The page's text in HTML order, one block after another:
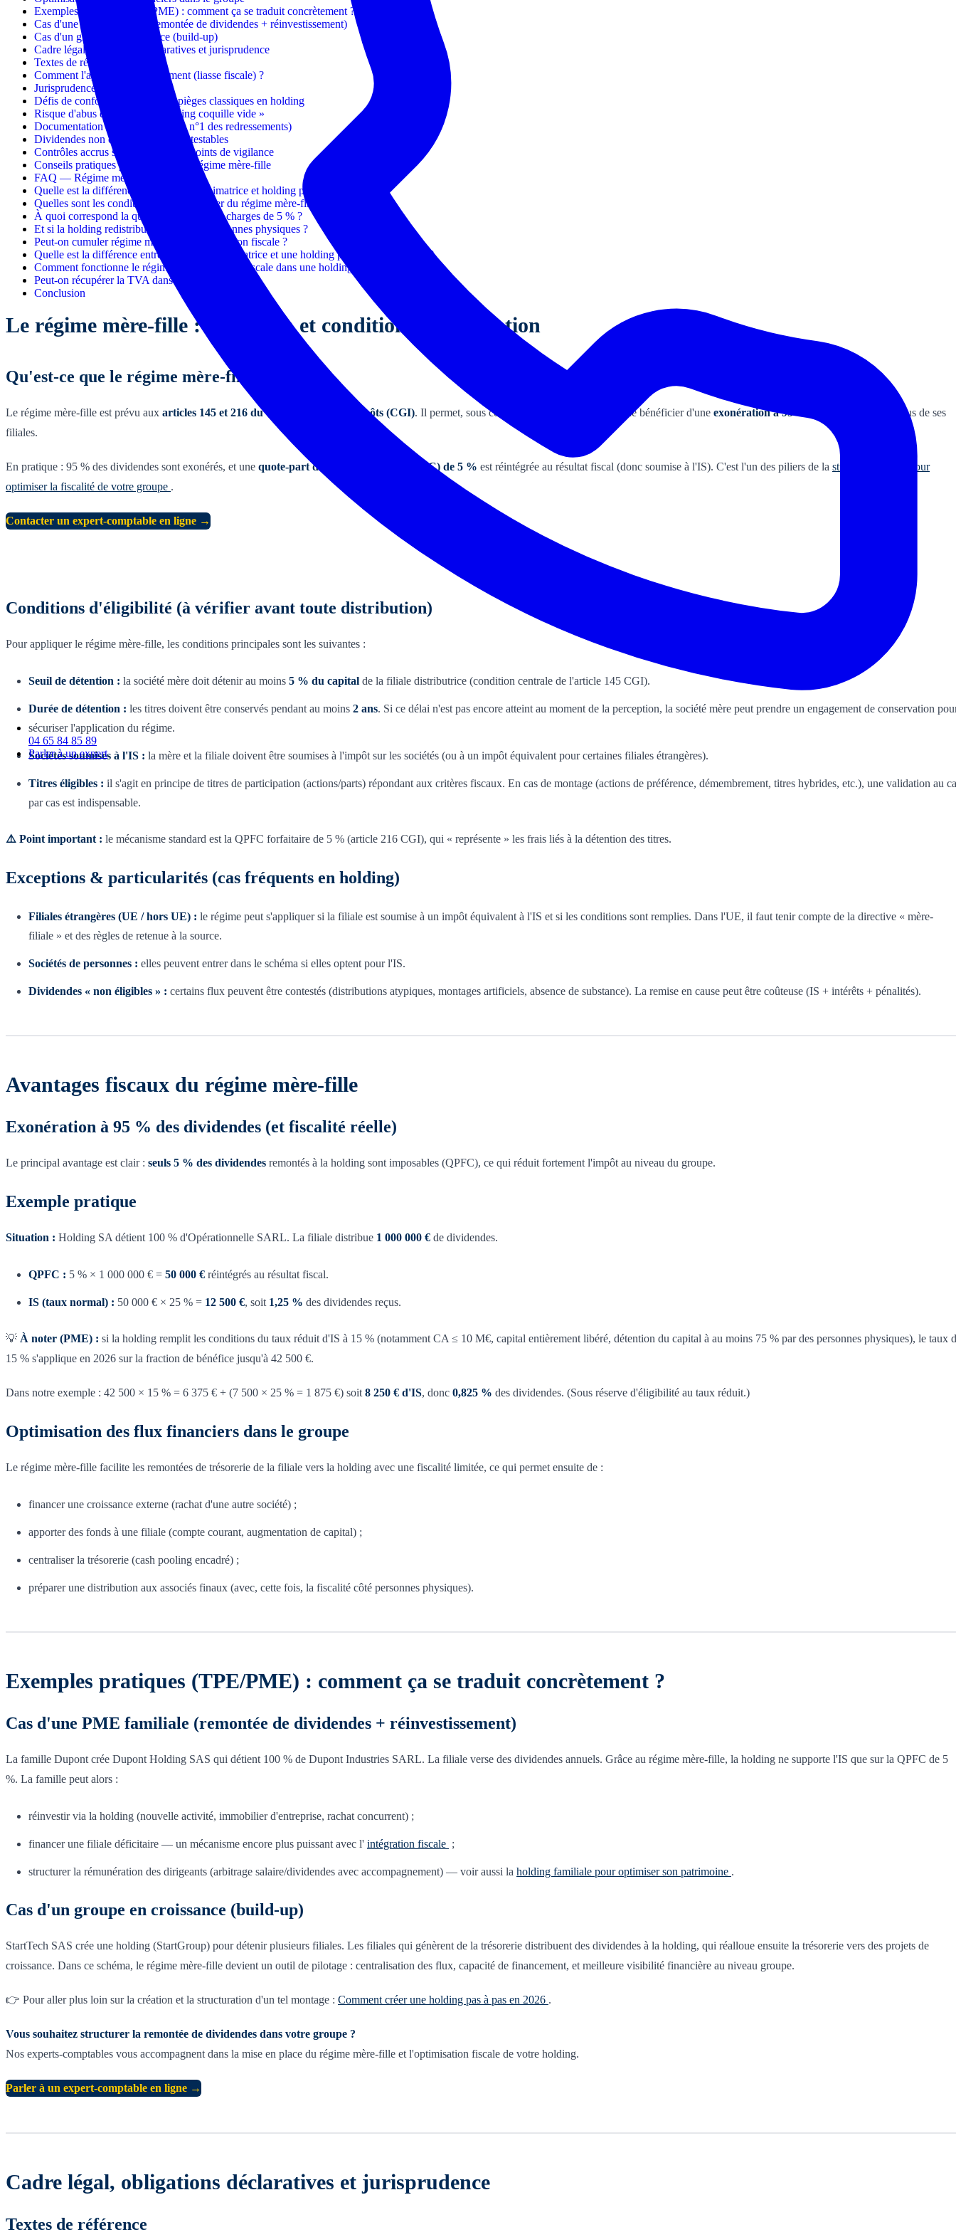
04 65 84 85 89
Parler à un expert
Exemples pratiques (TPE/PME) : comment ça se traduit concrètement ?
Cas d'une PME familiale (remontée de dividendes + réinvestissement)
Cas d'un groupe en croissance (build-up)
Cadre légal, obligations déclaratives et jurisprudence
Textes de référence
Comment l'appliquer concrètement (liasse fiscale) ?
Jurisprudence clé (à connaître)
Défis de conformité fiscale : les pièges classiques en holding
Risque d'abus de droit : la « holding coquille vide »
Documentation incomplète (cause n°1 des redressements)
Dividendes non éligibles / flux contestables
Contrôles accrus sur les holdings : points de vigilance
Conseils pratiques pour sécuriser le régime mère-fille
FAQ — Régime mère-fille (holding)
Quelle est la différence entre holding animatrice et holding passive ?
Quelles sont les conditions pour bénéficier du régime mère-fille ?
À quoi correspond la quote-part de frais et charges de 5 % ?
Et si la holding redistribue ensuite aux personnes physiques ?
Peut-on cumuler régime mère-fille et intégration fiscale ?
Quelle est la différence entre une holding animatrice et une holding purement financière ?
Comment fonctionne le régime de l'intégration fiscale dans une holding ?
Peut-on récupérer la TVA dans une holding ?
Conclusion
Le régime mère-fille : définition et conditions d'application
Qu'est-ce que le régime mère-fille ?
Le régime mère-fille est prévu aux articles 145 et 216 du Code général des impôts (CGI). Il permet, sous conditions, à une société mère de bénéficier d'une exonération à 95 %
sur les dividendes reçus de ses
filiales.
En pratique : 95 % des dividendes sont exonérés, et une quote-part de frais et charges (QPFC) de 5 % est réintégrée au résultat fiscal (donc soumise à l'IS). C'est l'un des piliers de la stratégie holding pour
optimiser la fiscalité de votre groupe .
Contacter un expert-comptable en ligne →
Conditions d'éligibilité (à vérifier avant toute distribution)
Pour appliquer le régime mère-fille, les conditions principales sont les suivantes :
Seuil de détention : la société mère doit détenir au moins 5 % du capital de la filiale distributrice (condition centrale de l'article 145 CGI).
Durée de détention : les titres doivent être conservés pendant au moins 2 ans. Si ce délai n'est pas encore atteint au moment de la perception, la société mère peut prendre un engagement de conservation
sécuriser l'application du régime.
Sociétés soumises à l'IS : la mère et la filiale doivent être soumises à l'impôt sur les sociétés (ou à un impôt équivalent pour certaines filiales étrangères).
Titres éligibles : il s'agit en principe de titres de participation (actions/parts) répondant aux critères fiscaux. En cas de montage (actions de préférence, démembrement, titres hybrides, etc.), une validation au
par cas est indispensable.
⚠️ Point important : le mécanisme standard est la QPFC forfaitaire de 5 % (article 216 CGI), qui « représente » les frais liés à la détention des titres.
Exceptions & particularités (cas fréquents en holding)
Filiales étrangères (UE / hors UE) : le régime peut s'appliquer si la filiale est soumise à un impôt équivalent à l'IS et si les conditions sont remplies. Dans l'UE, il faut tenir compte de la directive « mère-
filiale » et des règles de retenue à la source.
Sociétés de personnes : elles peuvent entrer dans le schéma si elles optent pour l'IS.
Dividendes « non éligibles » : certains flux peuvent être contestés (distributions atypiques, montages artificiels, absence de substance). La remise en cause peut être coûteuse (IS + intérêts + pénalités).
Avantages fiscaux du régime mère-fille
Exonération à 95 % des dividendes (et fiscalité réelle)
Le principal avantage est clair : seuls 5 % des dividendes remontés à la holding sont imposables (QPFC), ce qui réduit fortement l'impôt au niveau du groupe.
Exemple pratique
Situation : Holding SA détient 100 % d'Opérationnelle SARL. La filiale distribue 1 000 000 € de dividendes.
QPFC : 5 % × 1 000 000 € = 50 000 € réintégrés au résultat fiscal.
IS (taux normal) : 50 000 € × 25 % = 12 500 €, soit 1,25 % des dividendes reçus.
💡 À noter (PME) : si la holding remplit les conditions du taux réduit d'IS à 15 % (notamment CA ≤ 10 M€, capital entièrement libéré, détention du capital à au moins 75 % par des personnes physiques), le taux
15 % s'applique en 2026 sur la fraction de bénéfice jusqu'à 42 500 €.
Dans notre exemple : 42 500 × 15 % = 6 375 € + (7 500 × 25 % = 1 875 €) soit 8 250 € d'IS, donc 0,825 % des dividendes. (Sous réserve d'éligibilité au taux réduit.)
Optimisation des flux financiers dans le groupe
Le régime mère-fille facilite les remontées de trésorerie de la filiale vers la holding avec une fiscalité limitée, ce qui permet ensuite de :
financer une croissance externe (rachat d'une autre société) ;
apporter des fonds à une filiale (compte courant, augmentation de capital) ;
centraliser la trésorerie (cash pooling encadré) ;
préparer une distribution aux associés finaux (avec, cette fois, la fiscalité côté personnes physiques).
Exemples pratiques (TPE/PME) : comment ça se traduit concrètement ?
Cas d'une PME familiale (remontée de dividendes + réinvestissement)
La famille Dupont crée Dupont Holding SAS qui détient 100 % de Dupont Industries SARL. La filiale verse des dividendes annuels. Grâce au régime mère-fille, la holding ne supporte l'IS que sur la QPFC de 5
%. La famille peut alors :
réinvestir via la holding (nouvelle activité, immobilier d'entreprise, rachat concurrent) ;
financer une filiale déficitaire — un mécanisme encore plus puissant avec l' intégration fiscale ;
structurer la rémunération des dirigeants (arbitrage salaire/dividendes avec accompagnement) — voir aussi la holding familiale pour optimiser son patrimoine .
Cas d'un groupe en croissance (build-up)
StartTech SAS crée une holding (StartGroup) pour détenir plusieurs filiales. Les filiales qui génèrent de la trésorerie distribuent des dividendes à la holding, qui réalloue ensuite la trésorerie vers des projets de
croissance. Dans ce schéma, le régime mère-fille devient un outil de pilotage : centralisation des flux, capacité de financement, et meilleure visibilité financière au niveau groupe.
👉 Pour aller plus loin sur la création et la structuration d'un tel montage : Comment créer une holding pas à pas en 2026 .
Vous souhaitez structurer la remontée de dividendes dans votre groupe ?
Nos experts-comptables vous accompagnent dans la mise en place du régime mère-fille et l'optimisation fiscale de votre holding.
Parler à un expert-comptable en ligne →
Cadre légal, obligations déclaratives et jurisprudence
Textes de référence